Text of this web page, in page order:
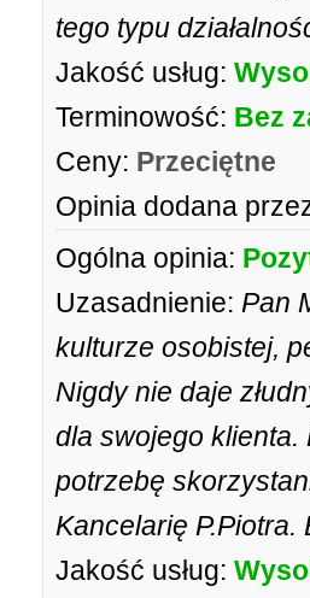
tego typu
Jakość usług:
Terminowość: Bez
Ceny: Przeciętne
Opinia dodana
Ogólna opinia:
Uzasadnienie: Pan
kulturze osobistej,
Nigdy nie daje
dla swojego klienta.
potrzebę
Kancelarię
Jakość usług: